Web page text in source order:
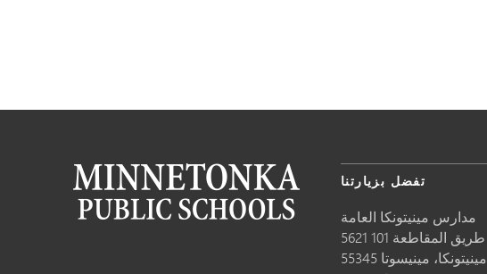
تفضل بزيارتنا
مدارس مينيتونكا العامة
5621 طريق المقاطعة 101
مينيتونكا، مينيسوتا 55345